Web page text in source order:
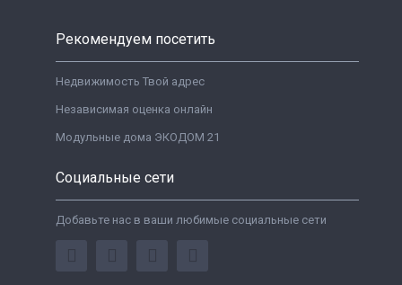
Рекомендуем посетить
Недвижимость Твой адрес
Независимая оценка онлайн
Модульные дома ЭКОДОМ 21
Социальные сети
Добавьте нас в ваши любимые социальные сети